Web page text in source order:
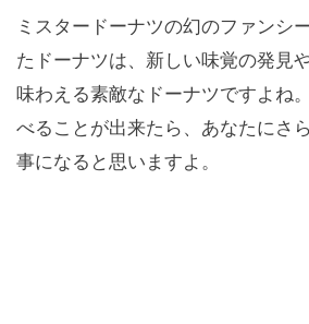
ミスタードーナツの幻のファンシ
たドーナツは、新しい味覚の発見
味わえる素敵なドーナツですよね
べることが出来たら、あなたにさ
事になると思いますよ。